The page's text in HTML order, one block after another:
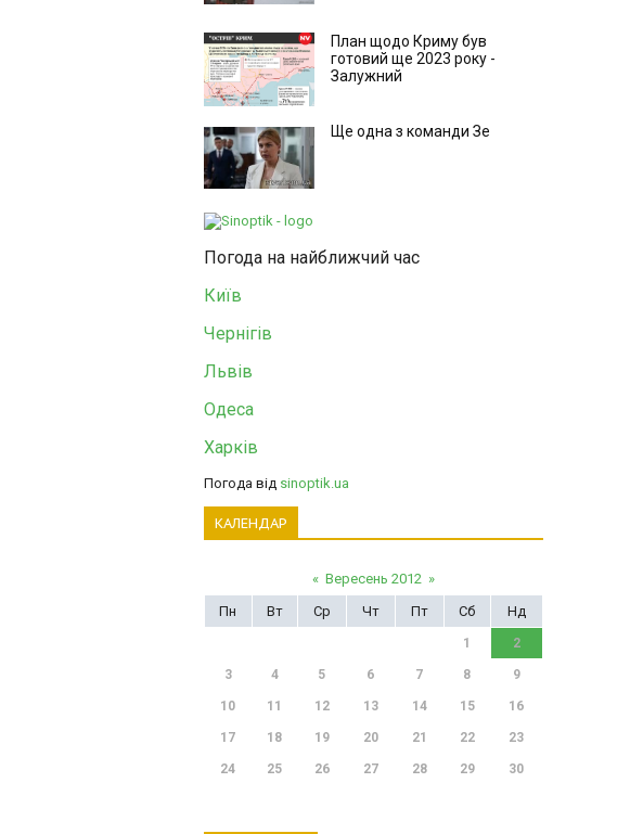
План щодо Криму був
готовий ще 2023 року -
Залужний
Ще одна з команди Зе
Погода на найближчий час
Київ
Чернігів
Львів
Одеса
Харків
Погода від sinoptik.ua
КАЛЕНДАР
« Вересень 2012 »
Пн
Вт Ср Чт Пт Сб Нд
1 2
3 4 5 6 7 8 9
10 11 12 13 14 15 16
17 18 19 20 21 22 23
24 25 26 27 28 29 30